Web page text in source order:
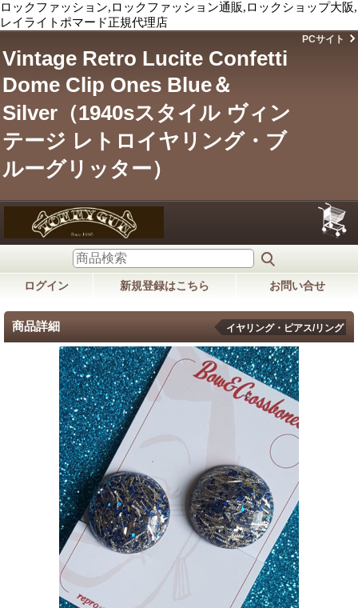
ロックファッション,ロックファッション通販,ロックショップ大阪,
レイライトポマード正規代理店
Vintage Retro Lucite Confetti
Dome Clip Ones Blue＆
Silver（1940sスタイル ヴィン
テージ レトロイヤリング・ブ
ルーグリッター）
PCサイト
ログイン 新規登録はこちら お問い合せ
商品詳細 イヤリング・ピアス/リング